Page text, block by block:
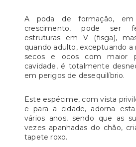
A poda de formação,
crescimento, pode ser
estruturas em V (fisga),
quando adulto, exceptuando a
secos e ocos com maior
cavidade, é totalmente
em perigos de desequilíbrio.
Este espécime, com vista
e para a cidade, adorna
vários anos, sendo que as
vezes apanhadas do chão,
tapete roxo.